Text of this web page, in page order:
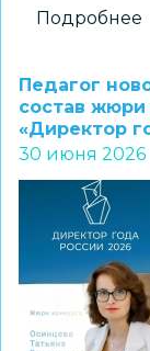
Подробнее
Педагог
состав жюри
«Директор
30 июня 2026